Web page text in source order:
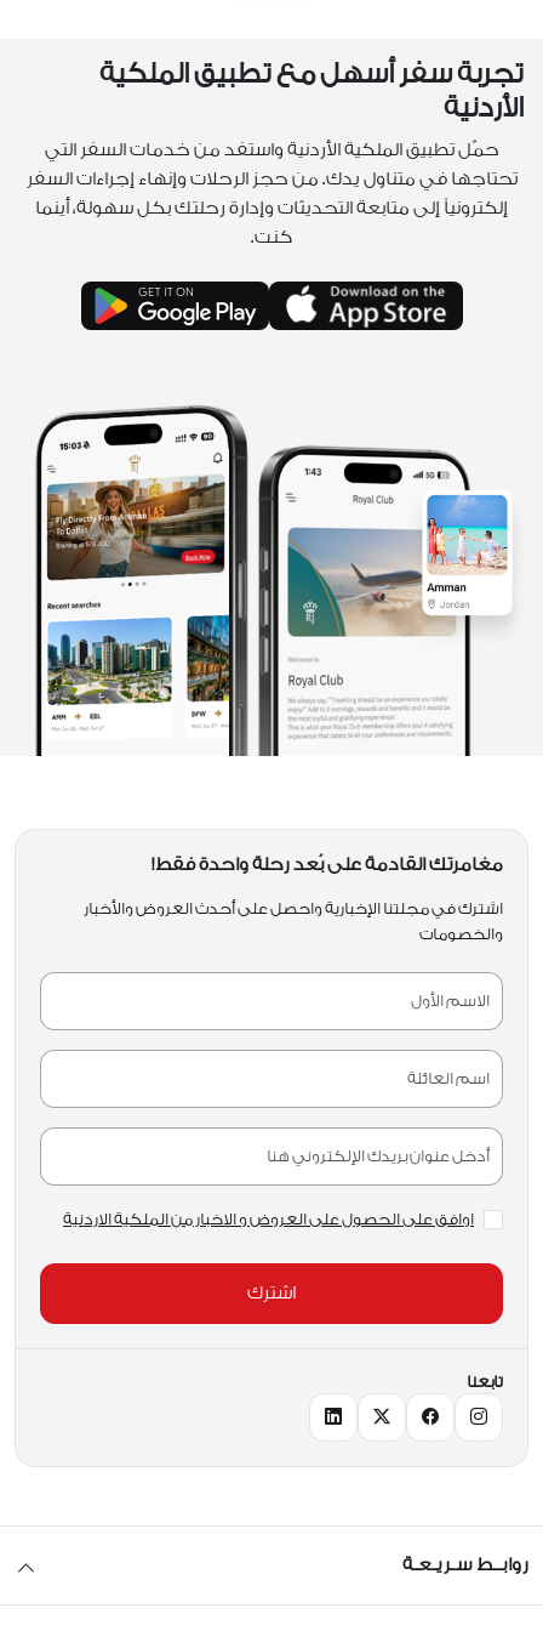
تجربة سفر أسهل مع تطبيق الملكية
الأردنية
حمّل تطبيق الملكية الأردنية واستفد من خدمات السفر التي
تحتاجها في متناول يدك. من حجز الرحلات وإنهاء إجراءات السفر
إلكترونياً إلى متابعة التحديثات وإدارة رحلتك بكل سهولة، أينما
كنت.
روابــط سـريـعـة
مغامرتك القادمة على بُعد رحلة واحدة فقط!
اشترك في مجلتنا الإخبارية واحصل على أحدث العروض والأخبار
والخصومات
اوافق على الحصول على العروض و الاخبار من الملكية الاردنية
اشترك
تابعنا